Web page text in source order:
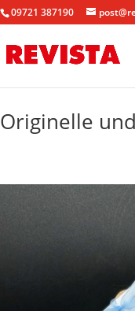
09721 387190
Originelle